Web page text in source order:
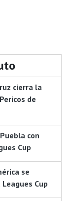
cierra la
de
con
Cup
se
Cup